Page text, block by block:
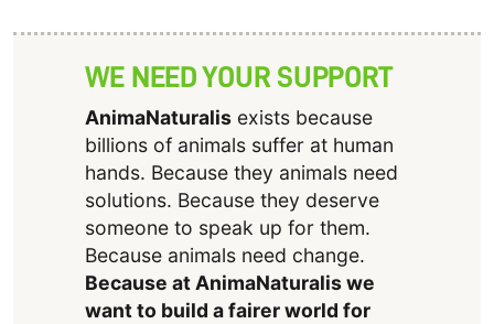
WE NEED YOUR SUPPORT
AnimaNaturalisexists because
billions of animals suffer at human
hands. Because they animals need
solutions. Because they deserve
someone to speak up for them.
Because animals need change.
Because at AnimaNaturalis we
want to build a fairer world for